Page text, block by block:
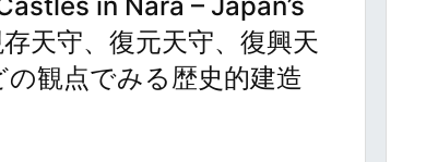
天守、復元天守、復興天
観点でみる歴史的建造